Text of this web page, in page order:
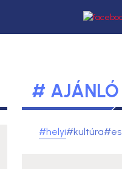
# AJÁNLÓ
#helyi#kultúra